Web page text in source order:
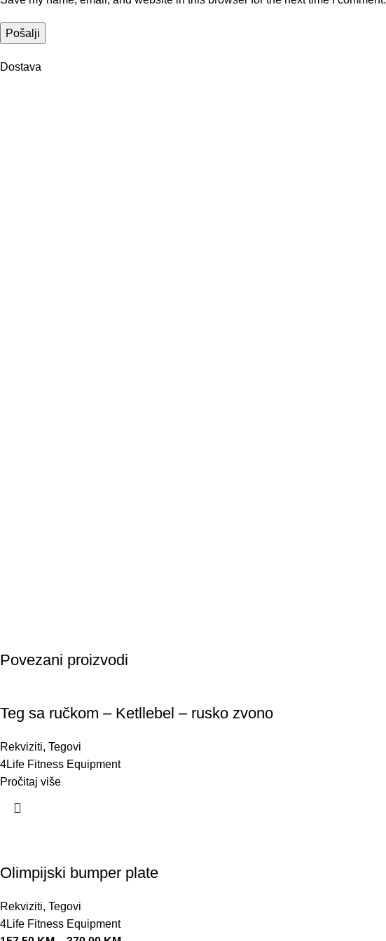
Dostava
Povezani proizvodi
Teg sa ručkom – Ketllebel – rusko zvono
Rekviziti, Tegovi
4Life Fitness Equipment
Pročitaj više
Olimpijski bumper plate
Rekviziti, Tegovi
4Life Fitness Equipment